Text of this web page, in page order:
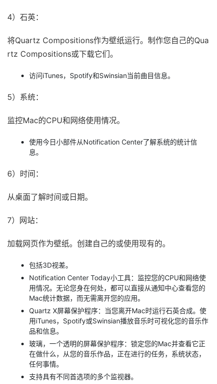
4）石英：
将Quartz Compositions作为壁纸运行。制作您自己的Qua
rtz Compositions或下载它们。
访问iTunes，Spotify和Swinsian当前曲目信息。
5）系统：
监控Mac的CPU和网络使用情况。
使用今日小部件从Notification Center了解系统的统计信
息。
6）时间：
从桌面了解时间或日期。
7）网站：
加载网页作为壁纸。创建自己的或使用现有的。
包括3D视差。
Notification Center Today小工具：监控您的CPU和网络使
用情况。无论您身在何处，都可以直接从通知中心查看您的
Mac统计数据，而无需离开您的应用。
Quartz X屏幕保护程序：当您离开Mac时运行石英合成。使
用iTunes，Spotify或Swinsian播放音乐时可视化您的音乐作
品和信息。
玻璃，一个透明的屏幕保护程序：锁定您的Mac并查看它正
在做什么，从您的音乐作品，正在进行的任务，系统状态，
任何事情。
支持具有不同首选项的多个监视器。